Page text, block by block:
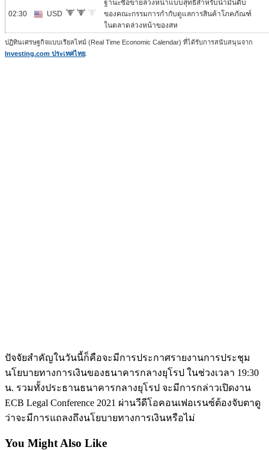
ปฏิทินเศรษฐกิจแบบเรียลไทม์ (Real Time Economic Calendar) ที่ได้รับการสนับสนุนจาก
Investing.com ประเทศไทย
ปัจจัยสำคัญในวันนี้ก็คือจะมีการประกาศรายงานการประชุม
นโยบายทางการเงินของธนาคารกลางยุโรป ในช่วงเวลา 19:30
น. รวมทั้งประธานธนาคารกลางยุโรป จะมีการกล่าวเปิดงาน
ECB Legal Conference 2021 ผ่านวีดีโอคอนเฟอเรนซ์ต้องจับตาดู
ว่าจะมีการแถลงถึงนโยบายทางการเงินหรือไม่
You Might Also Like